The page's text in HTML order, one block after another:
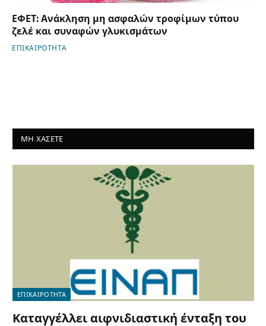
ΕΦΕΤ: Ανάκληση μη ασφαλών τροφίμων τύπου
ζελέ και συναφών γλυκισμάτων
ΕΠΙΚΑΙΡΟΤΗΤΑ
ΜΗ ΧΑΣΕΤΕ
ΕΠΙΚΑΙΡΟΤΗΤΑ
Καταγγέλλει αιφνιδιαστική ένταξη του